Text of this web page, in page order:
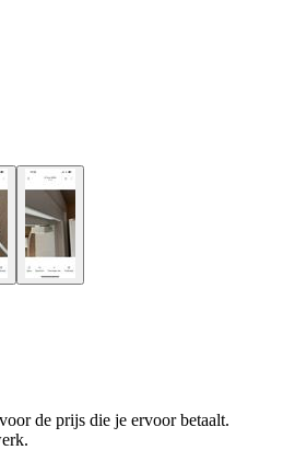
de prijs die je ervoor betaalt.